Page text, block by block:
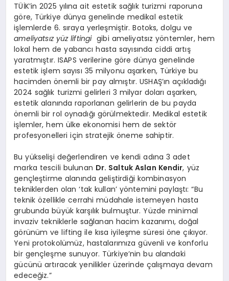
TÜİK’in 2025 yılına ait estetik sağlık turizmi raporuna
göre, Türkiye dünya genelinde medikal estetik
işlemlerde 6. sıraya yerleşmiştir. Botoks, dolgu ve
ameliyatsız yüz liftingi gibi ameliyatsız yöntemler, hem
lokal hem de yabancı hasta sayısında ciddi artış
yaratmıştır. ISAPS verilerine göre dünya genelinde
estetik işlem sayısı 35 milyonu aşarken, Türkiye bu
hacimden önemli bir pay almıştır. USHAŞ’ın açıkladığı
2024 sağlık turizmi gelirleri 3 milyar doları aşarken,
estetik alanında raporlanan gelirlerin de bu payda
önemli bir rol oynadığı görülmektedir. Medikal estetik
işlemler, hem ülke ekonomisi hem de sektör
profesyonelleri için stratejik öneme sahiptir.
Bu yükselişi değerlendiren ve kendi adına 3 adet
marka tescili bulunan Dr. Saltuk Aslan Kendir, yüz
gençleştirme alanında geliştirdiği kombinasyon
tekniklerden olan ‘tak kullan’ yöntemini paylaştı: “Bu
teknik özellikle cerrahi müdahale istemeyen hasta
grubunda büyük karşılık bulmuştur. Yüzde minimal
invaziv tekniklerle sağlanan hacim kazanımı, doğal
görünüm ve lifting ile kısa iyileşme süresi öne çıkıyor.
Yeni protokolümüz, hastalarımıza güvenli ve konforlu
bir gençleşme sunuyor. Türkiye’nin bu alandaki
gücünü artıracak yenilikler üzerinde çalışmaya devam
edeceğiz.”